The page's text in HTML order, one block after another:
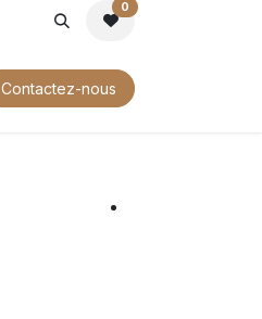
0
Contactez-nous